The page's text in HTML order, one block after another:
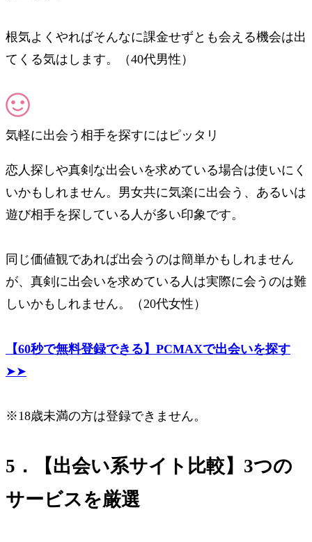
根気よくやればそんなに課金せずとも会える機会は出
てくる気はします。（40代男性）
気軽に出会う相手を探すにはピッタリ
恋人探しや真剣な出会いを求めている場合は使いにく
いかもしれません。男女共に気楽に出会う、あるいは
遊び相手を探している人が多い印象です。
同じ価値観であれば出会うのは簡単かもしれません
が、真剣に出会いを求めている人は実際に会うのは難
しいかもしれません。（20代女性）
【60秒で無料登録できる】PCMAXで出会いを探す
➤➤
※18歳未満の方は登録できません。
5．【出会い系サイト比較】3つの
サービスを厳選